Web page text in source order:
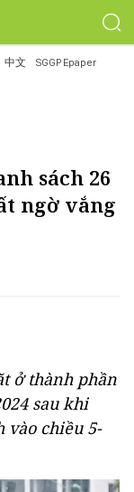
中文 SGGP Epaper
sách 26
ngờ vắng
ở thành phần
sau khi
vào chiều 5-